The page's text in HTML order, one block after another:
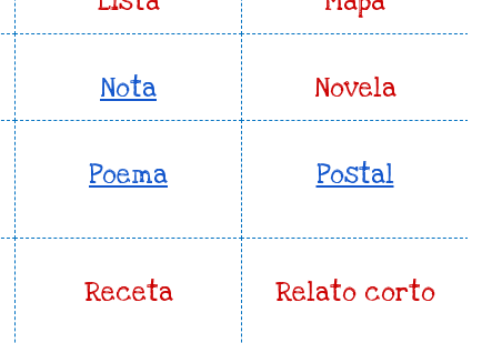
Nota Novela
Poema Postal
Receta Relato corto